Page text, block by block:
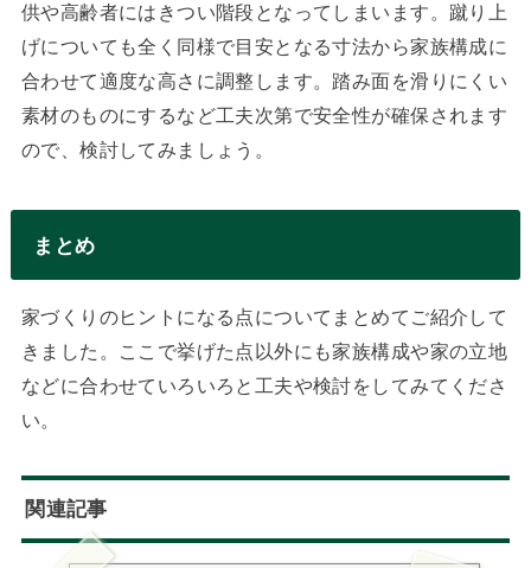
供や高齢者にはきつい階段となってしまいます。蹴り上
げについても全く同様で目安となる寸法から家族構成に
合わせて適度な高さに調整します。踏み面を滑りにくい
素材のものにするなど工夫次第で安全性が確保されます
ので、検討してみましょう。
まとめ
家づくりのヒントになる点についてまとめてご紹介して
きました。ここで挙げた点以外にも家族構成や家の立地
などに合わせていろいろと工夫や検討をしてみてくださ
い。
関連記事